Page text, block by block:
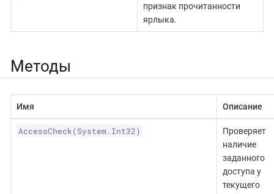
признак прочитанности
ярлыка.
Методы
Имя Описание
AccessCheck(System.Int32)
Проверяет
наличие
заданного
доступа у
текущего